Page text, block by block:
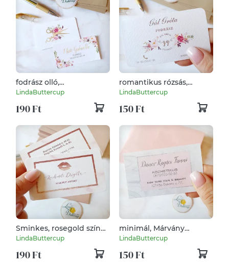
fodrász olló,
Névjegykártya, DUPLA
OLDALAS, kozmetikus,
fodrász, körmös,
LindaButtercup
190 Ft
romantikus rózsás,
Névjegykártya, EGY
OLDALAS, kozmetikus,
fodrász, körmös,
LindaButtercup
150 Ft
Sminkes, rosegold színű,
DUPLA OLDALAS
Névjegykártya,
kozmetikus, fodrász,
körmös,
LindaButtercup
190 Ft
minimál, Márvány
mintás, púder zsaszín,
Névjegykártya, EGY
OLDALAS, kozmetikus,
fodrász, körmös,
LindaButtercup
150 Ft